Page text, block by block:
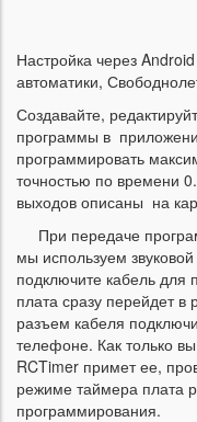
Настройка через
автоматики,
Создавайте,
программы в
программировать
точностью по времени
выходов описаны на
При передаче
мы используем
подключите кабель для
плата сразу перейдет
разъем кабеля
телефоне. Как только
RCTimer примет ее,
режиме таймера плата
программирования.